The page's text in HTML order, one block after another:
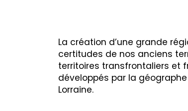
La création d’une grande
certitudes de nos anciens
territoires transfrontaliers et
développés par la
Lorraine.